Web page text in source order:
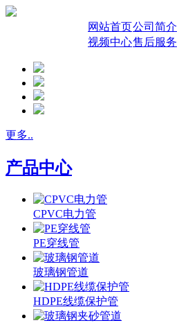
网站首页公司简介
视频中心售后服务
更多..
产品中心
CPVC电力管
PE穿线管
玻璃钢管道
HDPE线缆保护管